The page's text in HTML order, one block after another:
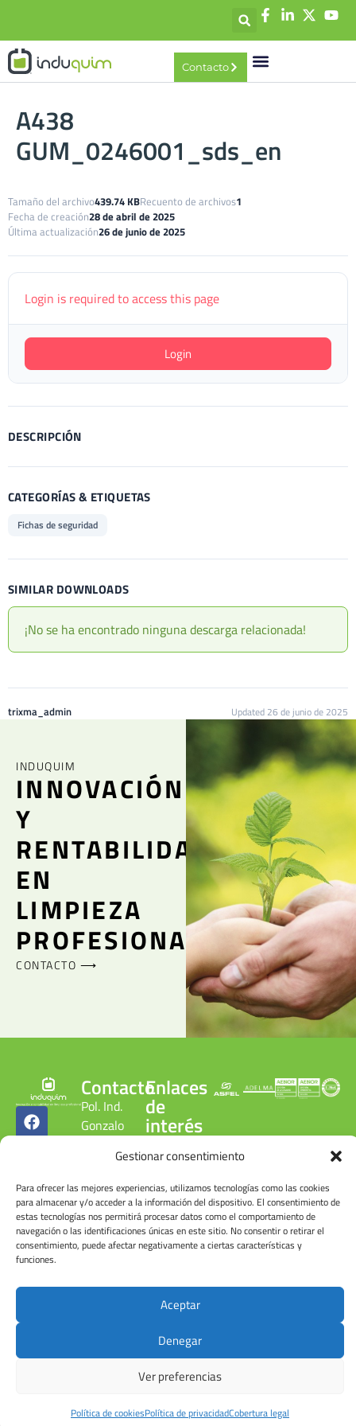
Gestionar consentimiento
Para ofrecer las mejores experiencias, utilizamos tecnologías como las cookies
para almacenar y/o acceder a la información del dispositivo. El consentimiento de
estas tecnologías nos permitirá procesar datos como el comportamiento de
navegación o las identificaciones únicas en este sitio. No consentir o retirar el
consentimiento, puede afectar negativamente a ciertas características y
funciones.
Aceptar
Denegar
Ver preferencias
Política de cookiesPolítica de privacidadCobertura legal
Contacto
A438
GUM_0246001_sds_en
Tamaño del archivo439.74 KBRecuento de archivos1
Fecha de creación28 de abril de 2025
Última actualización26 de junio de 2025
Login is required to access this page
Login
DESCRIPCIÓN
CATEGORÍAS & ETIQUETAS
Fichas de seguridad
SIMILAR DOWNLOADS
¡No se ha encontrado ninguna descarga relacionada!
trixma_admin Updated 26 de junio de 2025
INDUQUIM
INNOVACIÓN
Y
RENTABILIDAD
EN
LIMPIEZA
PROFESIONAL
CONTACTO ⟶
Contacto
Pol. Ind.
Gonzalo
C/ Gonzalo
Chacón, 15.
28300
Aranjuez.
Madrid.
Enlaces
de
interés
legal
privacidad
Política de
calidad
ambiental
Cuenta de
usuario